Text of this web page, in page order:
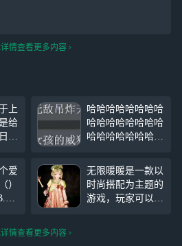
情查看更多内容
上
给
写
日
意
哈哈哈哈哈哈哈哈
哈哈哈哈哈哈哈哈
哈哈哈哈哈哈哈哈
哈哈哈哈哈哈哈哈
哈哈哈哈哈哈哈哈
哈哈哈哈哈哈哈哈
哈哈哈哈哈哈哈哈
爱
）
O
不
无限暖暖是一款以
时尚搭配为主题的
游戏，玩家可以通
情查看更多内容